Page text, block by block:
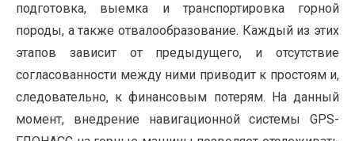
подготовка, выемка и транспортировка горной
породы, а также отвалообразование. Каждый из этих
этапов зависит от предыдущего, и отсутствие
согласованности между ними приводит к простоям и,
следовательно, к финансовым потерям. На данный
момент, внедрение навигационной системы GPS-